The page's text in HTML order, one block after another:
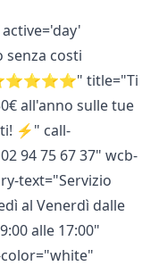
senza costi
title="Ti
all'anno sulle tue
⚡️" call-
94 75 67 37" wcb-
text="Servizio
al Venerdì dalle
alle 17:00"